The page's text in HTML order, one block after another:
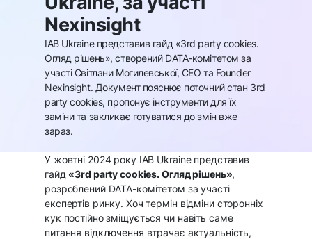
Nexinsight
IAB Ukraine представив гайд «3rd party cookies.
Огляд рішень», створений DATA-комітетом за
участі Світлани Могилевської, СEO та Founder
Nexinsight. Документ пояснює поточний стан 3rd
party cookies, пропонує інструменти для їх
заміни та закликає готуватися до змін вже
зараз.
У жовтні 2024 року IAB Ukraine представив
гайд «3rd party cookies. Огляд рішень»,
розроблений DATA-комітетом за участі
експертів ринку. Хоч термін відміни сторонніх
кук постійно зміщується чи навіть саме
питання відключення втрачає актуальність,